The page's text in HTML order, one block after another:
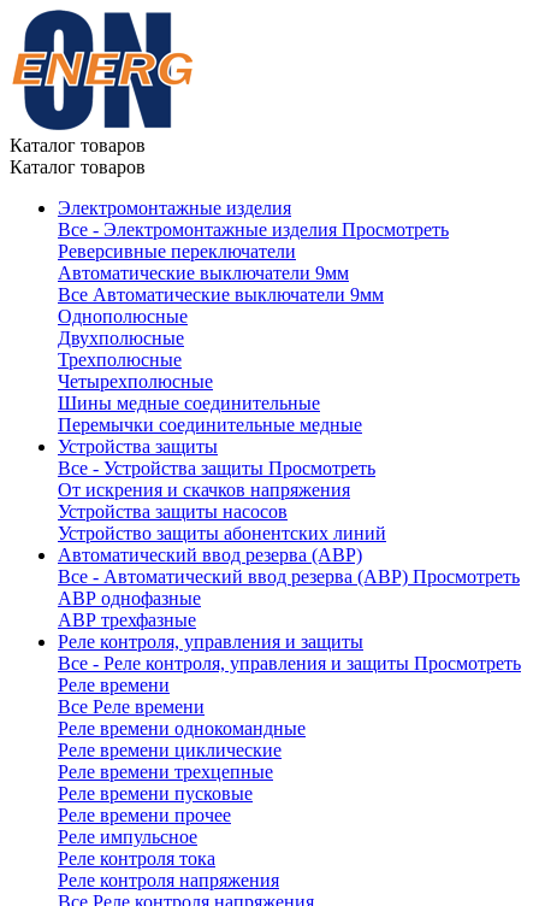
Каталог товаров
Каталог товаров
Электромонтажные изделия
Все - Электромонтажные изделия Просмотреть
Реверсивные переключатели
Автоматические выключатели 9мм
Все Автоматические выключатели 9мм
Однополюсные
Двухполюсные
Трехполюсные
Четырехполюсные
Шины медные соединительные
Перемычки соединительные медные
Устройства защиты
Все - Устройства защиты Просмотреть
От искрения и скачков напряжения
Устройства защиты насосов
Устройство защиты абонентских линий
Автоматический ввод резерва (АВР)
Все - Автоматический ввод резерва (АВР) Просмотреть
АВР однофазные
АВР трехфазные
Реле контроля, управления и защиты
Все - Реле контроля, управления и защиты Просмотреть
Реле времени
Все Реле времени
Реле времени однокомандные
Реле времени циклические
Реле времени трехцепные
Реле времени пусковые
Реле времени прочее
Реле импульсное
Реле контроля тока
Реле контроля напряжения
Все Реле контроля напряжения